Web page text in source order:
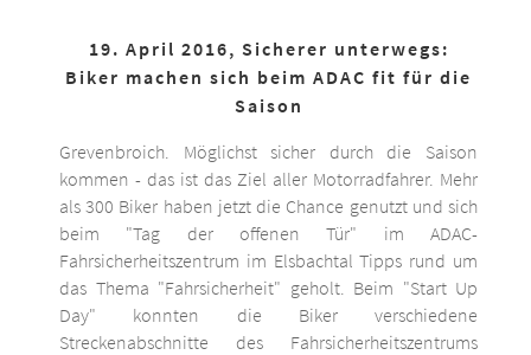
19. April 2016, Sicherer unterwegs:
Biker machen sich beim ADAC fit für die
Saison
Grevenbroich. Möglichst sicher durch die Saison
kommen - das ist das Ziel aller Motorradfahrer. Mehr
als 300 Biker haben jetzt die Chance genutzt und sich
beim "Tag der offenen Tür" im ADAC-
Fahrsicherheitszentrum im Elsbachtal Tipps rund um
das Thema "Fahrsicherheit" geholt. Beim "Start Up
Day" konnten die Biker verschiedene
Streckenabschnitte des Fahrsicherheitszentrums